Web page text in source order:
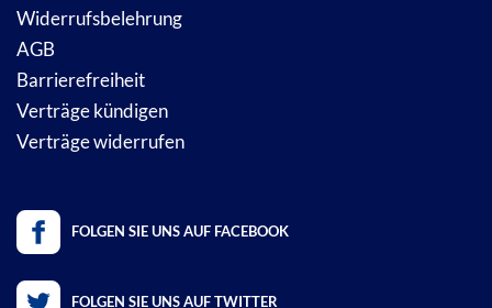
Widerrufsbelehrung
AGB
Barrierefreiheit
Verträge kündigen
Verträge widerrufen
FOLGEN SIE UNS AUF FACEBOOK
FOLGEN SIE UNS AUF TWITTER